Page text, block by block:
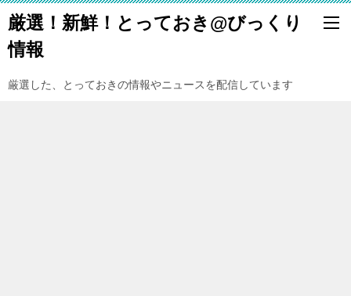
厳選！新鮮！とっておき@びっくり
情報
厳選した、とっておきの情報やニュースを配信しています